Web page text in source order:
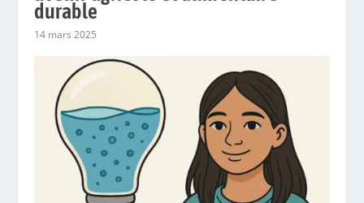
durable
14 mars 2025